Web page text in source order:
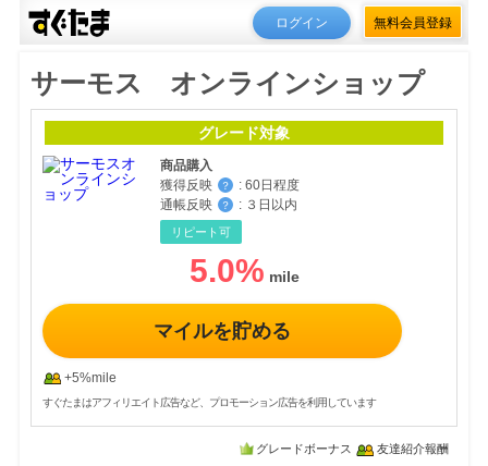
ログイン 無料会員登録
サーモス オンラインショップ
グレード対象
商品購入
獲得反映
？ : 60日程度
通帳反映
？ : ３日以内
リピート可
5.0%
マイルを貯める
+5%mile
すぐたまはアフィリエイト広告など、プロモーション広告を利用しています
グレードボーナス 友達紹介報酬